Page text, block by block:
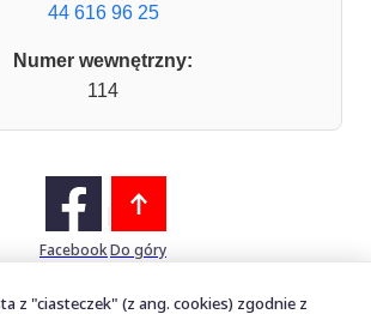
44 616 96 25
Numer wewnętrzny:
114
FacebookDo góry
z "ciasteczek" (z ang. cookies) zgodnie z